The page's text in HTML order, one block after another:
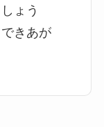
ょう
きあが